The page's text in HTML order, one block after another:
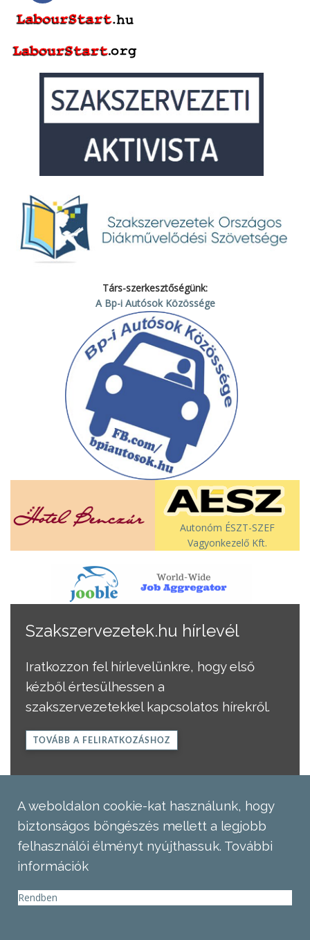
Társ-szerkesztőségünk:
A Bp-i Autósok Közössége
Autonóm ÉSZT-SZEF
Vagyonkezelő Kft.
Szakszervezetek.hu hírlevél
Iratkozzon fel hírlevelünkre, hogy első
kézből értesülhessen a
szakszervezetekkel kapcsolatos hírekről.
TOVÁBB A FELIRATKOZÁSHOZ
A weboldalon cookie-kat használunk, hogy
biztonságos böngészés mellett a legjobb
felhasználói élményt nyújthassuk. További
információk
Rendben